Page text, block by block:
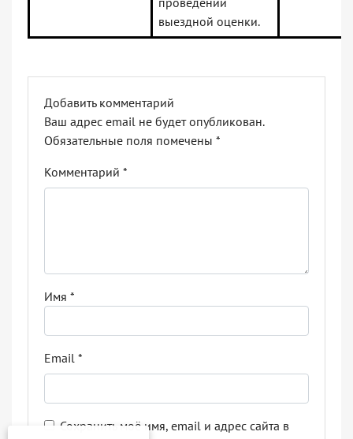
выездной оценки.
Добавить комментарий
Ваш адрес email не будет опубликован.
Обязательные поля помечены *
Комментарий *
Имя *
Email *
Сохранить моё имя, email и адрес сайта в